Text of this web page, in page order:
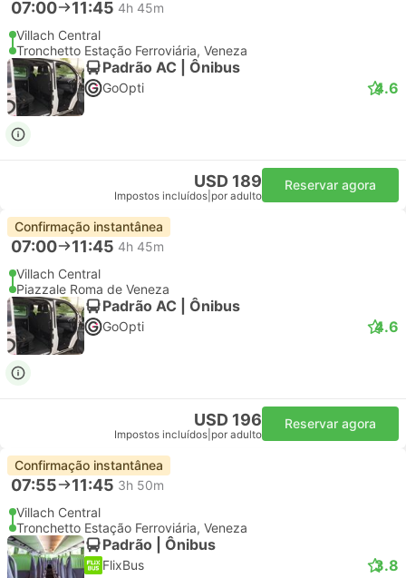
07:00 11:45 4h 45m
Villach Central
Tronchetto Estação Ferroviária, Veneza
Padrão AC | Ônibus
GoOpti 4.6
USD 189
Impostos incluídos por adulto
Reservar agora
Confirmação instantânea
07:00 11:45 4h 45m
Villach Central
Piazzale Roma de Veneza
Padrão AC | Ônibus
GoOpti 4.6
USD 196
Impostos incluídos por adulto
Reservar agora
Confirmação instantânea
07:55 11:45 3h 50m
Villach Central
Tronchetto Estação Ferroviária, Veneza
Padrão | Ônibus
FlixBus 3.8